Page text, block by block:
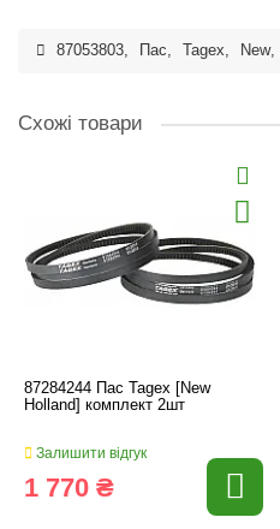
87053803, Пас, Tagex, New,
Схожі товари
87284244 Пас Tagex [New
Holland] комплект 2шт
Залишити відгук
1 770 ₴